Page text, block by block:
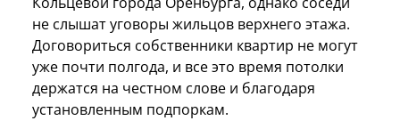
не слышат уговоры жильцов верхнего этажа.
Договориться собственники квартир не могут
уже почти полгода, и все это время потолки
держатся на честном слове и благодаря
установленным подпоркам.